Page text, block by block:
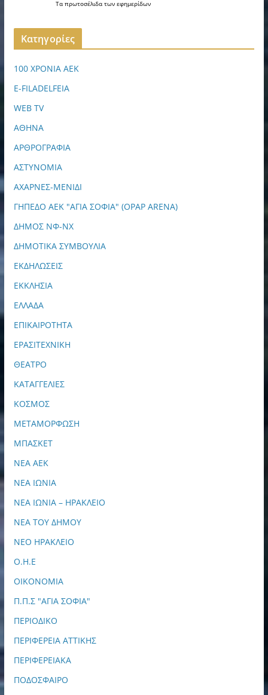
Ταπρωτοσέλιδατωνεφημερίδων
Kατηγορίες
100 ΧΡΟΝΙΑ ΑΕΚ
E-FILADELFEIA
WEB TV
ΑΘΗΝΑ
ΑΡΘΡΟΓΡΑΦΙΑ
ΑΣΤΥΝΟΜΙΑ
ΑΧΑΡΝΕΣ-ΜΕΝΙΔΙ
ΓΗΠΕΔΟ ΑΕΚ "ΑΓΙΑ ΣΟΦΙΑ" (OPAP ARENA)
ΔΗΜΟΣ ΝΦ-ΝΧ
ΔΗΜΟΤΙΚΑ ΣΥΜΒΟΥΛΙΑ
ΕΚΔΗΛΩΣΕΙΣ
ΕΚΚΛΗΣΙΑ
ΕΛΛΑΔΑ
ΕΠΙΚΑΙΡΟΤΗΤΑ
ΕΡΑΣΙΤΕΧΝΙΚΗ
ΘΕΑΤΡΟ
ΚΑΤΑΓΓΕΛΙΕΣ
ΚΟΣΜΟΣ
ΜΕΤΑΜΟΡΦΩΣΗ
ΜΠΑΣΚΕΤ
ΝΕΑ ΑΕΚ
ΝΕΑ ΙΩΝΙΑ
ΝΕΑ ΙΩΝΙΑ – ΗΡΑΚΛΕΙΟ
ΝΕΑ ΤΟΥ ΔΗΜΟΥ
ΝΕΟ ΗΡΑΚΛΕΙΟ
Ο.Η.Ε
ΟΙΚΟΝΟΜΙΑ
Π.Π.Σ "ΑΓΙΑ ΣΟΦΙΑ"
ΠΕΡΙΟΔΙΚΟ
ΠΕΡΙΦΕΡΕΙΑ ΑΤΤΙΚΗΣ
ΠΕΡΙΦΕΡΕΙΑΚΑ
ΠΟΔΟΣΦΑΙΡΟ